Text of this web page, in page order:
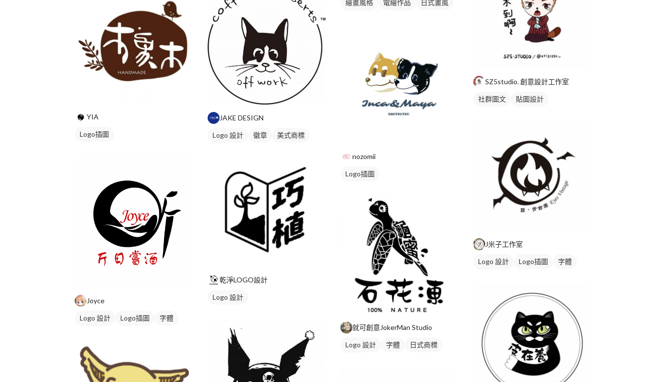
YIA
Logo插圖
Joyce
Logo 設計 Logo插圖
字體
JAKE DESIGN
Logo 設計 徽章
美式商標
乾淨LOGO設計
Logo 設計
繪畫風格 電繪作品
日式畫風
nozomii
Logo插圖
就可創意JokerMan Studio
Logo 設計 字體
日式商標
SZ5studio. 創意設計工作室
社群圖文 貼圖設計
J米子工作室
Logo 設計 Logo插圖
字體